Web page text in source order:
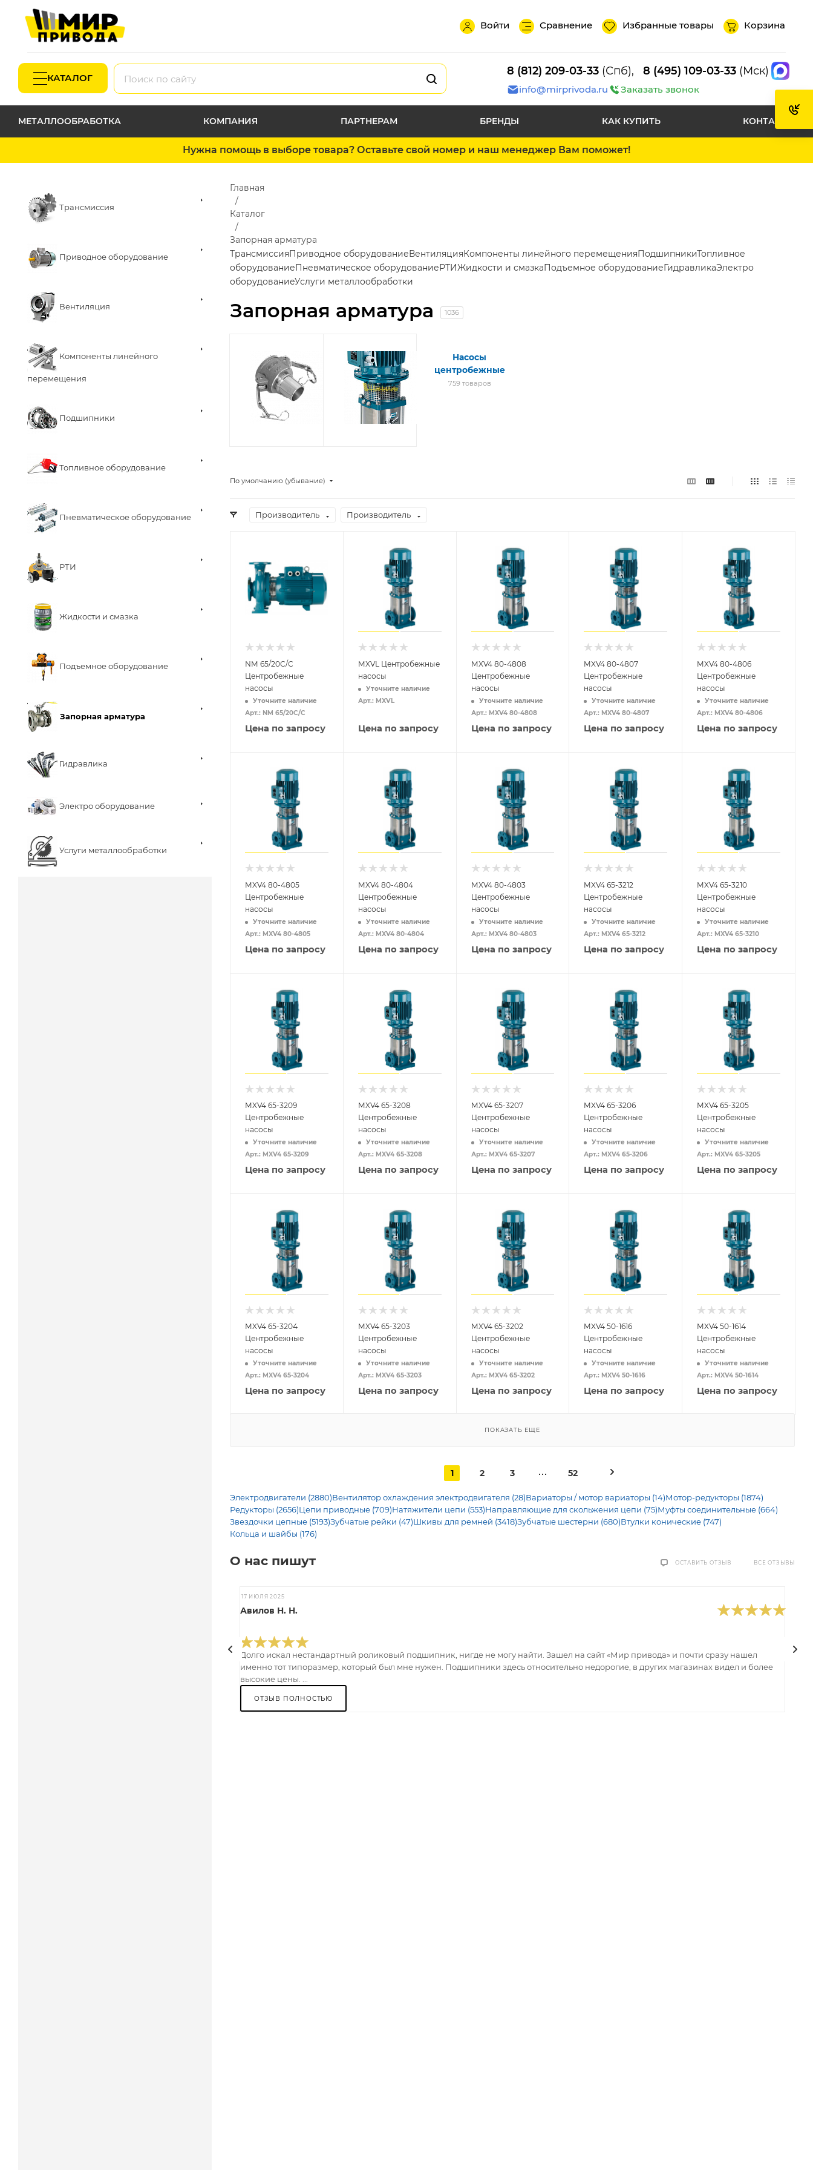
Войти Сравнение Избранные товары Корзина
КАТАЛОГ
8 (812) 209-03-33 (Спб), 8 (495) 109-03-33 (Мск)
info@mirprivoda.ru Заказать звонок
МЕТАЛЛООБРАБОТКА КОМПАНИЯ ПАРТНЕРАМ БРЕНДЫ КАК КУПИТЬ КОНТАКТЫ
Нужна помощь в выборе товара? Оставьте свой номер и наш менеджер Вам поможет!
Трансмиссия
Приводное оборудование
Вентиляция
Компоненты линейного
перемещения
Подшипники
Топливное оборудование
Пневматическое оборудование
РТИ
Жидкости и смазка
Подъемное оборудование
Запорная арматура
Гидравлика
Электро оборудование
Услуги металлообработки
Запорная арматура 1036
Главная
Каталог
Запорная арматура
ТрансмиссияПриводное оборудованиеВентиляцияКомпоненты линейного перемещенияПодшипникиТопливное
оборудованиеПневматическое оборудованиеРТИЖидкости и смазкаПодъемное оборудованиеГидравликаЭлектро
оборудованиеУслуги металлообработки
Камлоки
277
товаров
Насосы
центробежные
759 товаров
По умолчанию (убывание)
Производитель Производитель
NM 65/20C/C
Центробежные
насосы
Уточните наличие
Арт.: NM 65/20C/C
Цена по запросу
MXVL Центробежные
насосы
Уточните наличие
Арт.: MXVL
Цена по запросу
MXV4 80-4808
Центробежные
насосы
Уточните наличие
Арт.: MXV4 80-4808
Цена по запросу
MXV4 80-4807
Центробежные
насосы
Уточните наличие
Арт.: MXV4 80-4807
Цена по запросу
MXV4 80-4806
Центробежные
насосы
Уточните наличие
Арт.: MXV4 80-4806
Цена по запросу
MXV4 80-4805
Центробежные
насосы
Уточните наличие
Арт.: MXV4 80-4805
Цена по запросу
MXV4 80-4804
Центробежные
насосы
Уточните наличие
Арт.: MXV4 80-4804
Цена по запросу
MXV4 80-4803
Центробежные
насосы
Уточните наличие
Арт.: MXV4 80-4803
Цена по запросу
MXV4 65-3212
Центробежные
насосы
Уточните наличие
Арт.: MXV4 65-3212
Цена по запросу
MXV4 65-3210
Центробежные
насосы
Уточните наличие
Арт.: MXV4 65-3210
Цена по запросу
MXV4 65-3209
Центробежные
насосы
Уточните наличие
Арт.: MXV4 65-3209
Цена по запросу
MXV4 65-3208
Центробежные
насосы
Уточните наличие
Арт.: MXV4 65-3208
Цена по запросу
MXV4 65-3207
Центробежные
насосы
Уточните наличие
Арт.: MXV4 65-3207
Цена по запросу
MXV4 65-3206
Центробежные
насосы
Уточните наличие
Арт.: MXV4 65-3206
Цена по запросу
MXV4 65-3205
Центробежные
насосы
Уточните наличие
Арт.: MXV4 65-3205
Цена по запросу
MXV4 65-3204
Центробежные
насосы
Уточните наличие
Арт.: MXV4 65-3204
Цена по запросу
MXV4 65-3203
Центробежные
насосы
Уточните наличие
Арт.: MXV4 65-3203
Цена по запросу
MXV4 65-3202
Центробежные
насосы
Уточните наличие
Арт.: MXV4 65-3202
Цена по запросу
MXV4 50-1616
Центробежные
насосы
Уточните наличие
Арт.: MXV4 50-1616
Цена по запросу
MXV4 50-1614
Центробежные
насосы
Уточните наличие
Арт.: MXV4 50-1614
Цена по запросу
ПОКАЗАТЬ ЕЩЕ
1 2 3 52
Электродвигатели (2880)Вентилятор охлаждения электродвигателя (28)Вариаторы / мотор вариаторы (14)Мотор-редукторы (1874)
Редукторы (2656)Цепи приводные (709)Натяжители цепи (553)Направляющие для скольжения цепи (75)Муфты соединительные (664)
Звездочки цепные (5193)Зубчатые рейки (47)Шкивы для ремней (3418)Зубчатые шестерни (680)Втулки конические (747)
Кольца и шайбы (176)
О нас пишут ВСЕ ОТЗЫВЫ
ОСТАВИТЬ ОТЗЫВ
17 ИЮЛЯ 2025
Авилов Н. Н.
Долго искал нестандартный роликовый подшипник, нигде не могу найти. Зашел на сайт «Мир привода» и почти сразу нашел
именно тот типоразмер, который был мне нужен. Подшипники здесь относительно недорогие, в других магазинах видел и более
высокие цены. ...
ОТЗЫВ ПОЛНОСТЬЮ